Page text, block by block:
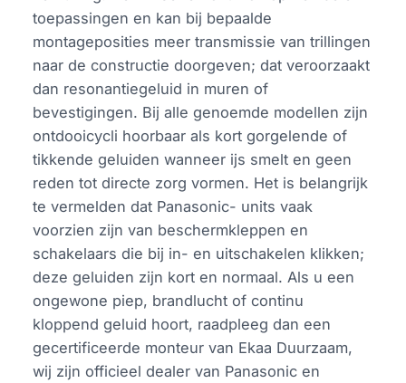
toepassingen en kan bij bepaalde
montageposities meer transmissie van trillingen
naar de constructie doorgeven; dat veroorzaakt
dan resonantiegeluid in muren of
bevestigingen. Bij alle genoemde modellen zijn
ontdooicycli hoorbaar als kort gorgelende of
tikkende geluiden wanneer ijs smelt en geen
reden tot directe zorg vormen. Het is belangrijk
te vermelden dat Panasonic- units vaak
voorzien zijn van beschermkleppen en
schakelaars die bij in- en uitschakelen klikken;
deze geluiden zijn kort en normaal. Als u een
ongewone piep, brandlucht of continu
kloppend geluid hoort, raadpleeg dan een
gecertificeerde monteur van Ekaa Duurzaam,
wij zijn officieel dealer van Panasonic en